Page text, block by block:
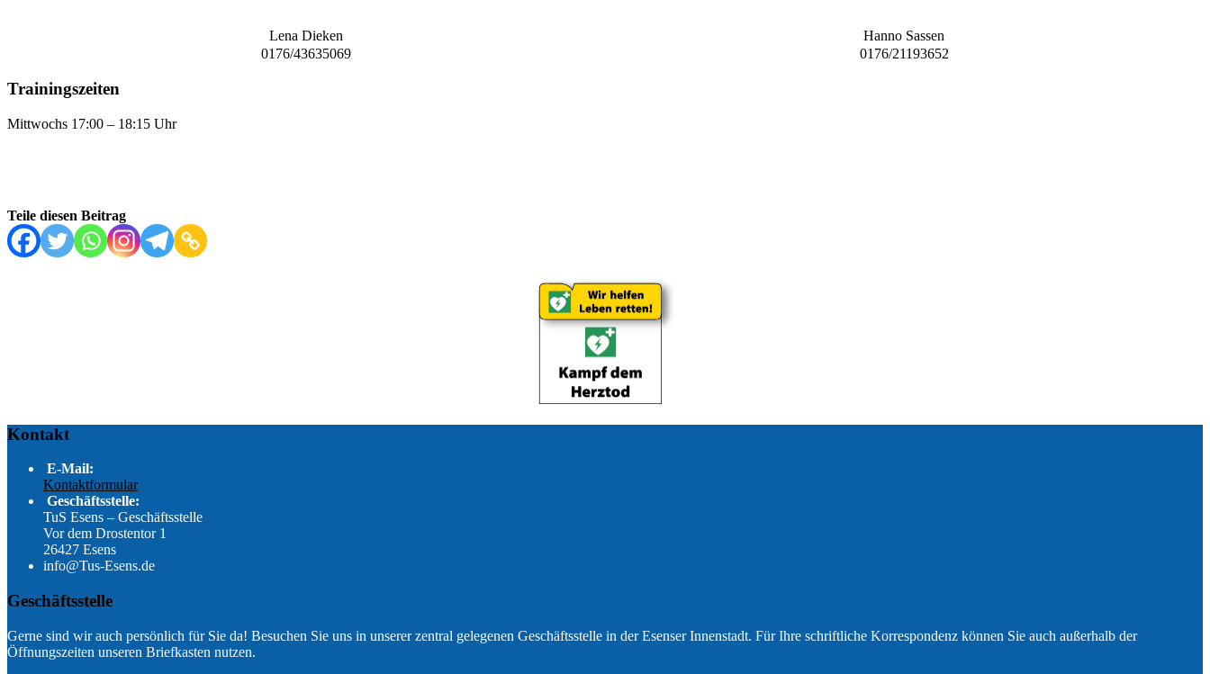
Lena Dieken
Hanno Sassen
0176/43635069
0176/21193652
Trainingszeiten
Mittwochs 17:00 – 18:15 Uhr
Teile diesen Beitrag
Kontakt
E-Mail:
Kontaktformular
Geschäftsstelle:
TuS Esens – Geschäftsstelle
Vor dem Drostentor 1
26427 Esens
info@Tus-Esens.de
Geschäftsstelle
Gerne sind wir auch persönlich für Sie da! Besuchen Sie uns in unserer zentral gelegenen Geschäftsstelle in der Esenser Innenstadt. Für Ihre schriftliche Korrespondenz können Sie auch außerhalb der
Öffnungszeiten unseren Briefkasten nutzen.